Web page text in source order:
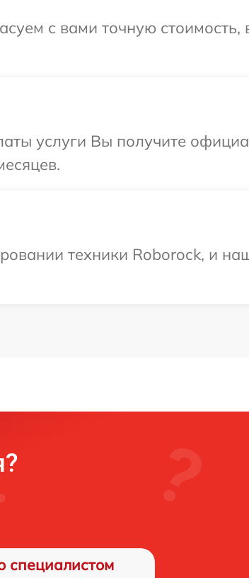
с вами точную
услуги Вы получите
техники Roborock, и
специалистом